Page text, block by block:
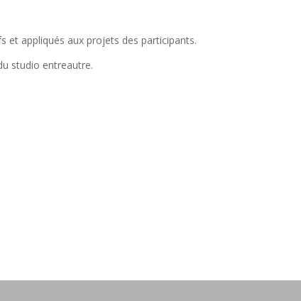
et appliqués aux projets des participants.
studio entreautre.